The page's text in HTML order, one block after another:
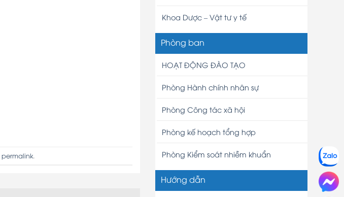
permalink.
Khoa Dược – Vật tư y tế
Phòng ban
HOẠT ĐỘNG ĐÀO TẠO
Phòng Hành chính nhân sự
Phòng Công tác xã hội
Phòng kế hoạch tổng hợp
Phòng Kiểm soát nhiễm khuẩn
Hướng dẫn